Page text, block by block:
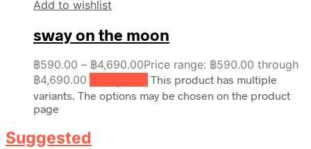
Add to wishlist
sway on the moon
฿590.00 – ฿4,690.00Price range: ฿590.00 through
฿4,690.00
This product has multiple
variants. The options may be chosen on the product
page
Suggested